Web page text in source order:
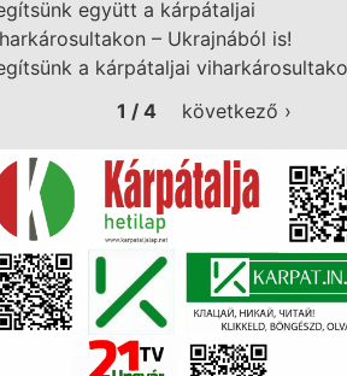
együtt a kárpátaljai
– Ukrajnából is!
a kárpátaljai
1 / 4
következő ›